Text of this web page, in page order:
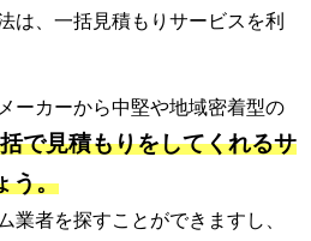
は、一括見積もりサービスを利
ーカーから中堅や地域密着型の
で見積もりをしてくれるサ
う。
業者を探すことができますし、